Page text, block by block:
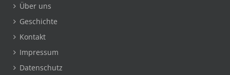
Über uns
Geschichte
Kontakt
Impressum
Datenschutz